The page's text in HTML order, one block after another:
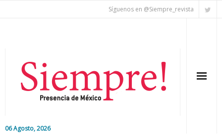
Síguenos en @Siempre_revista
06 Agosto, 2026